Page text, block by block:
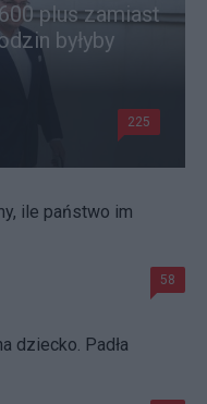
plus zamiast
byłyby
225
ile państwo im
58
dziecko. Padła